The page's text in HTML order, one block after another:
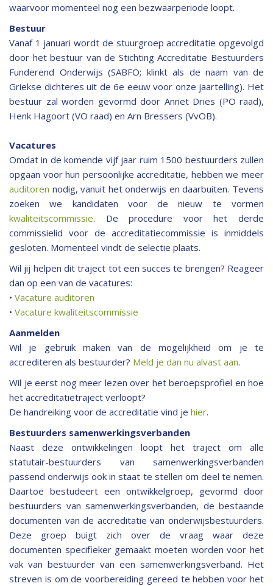
waarvoor momenteel nog een bezwaarperiode loopt.
Bestuur
Vanaf 1 januari wordt de stuurgroep accreditatie opgevolgd
door het bestuur van de Stichting Accreditatie Bestuurders
Funderend Onderwijs (SABFO; klinkt als de naam van de
Griekse dichteres uit de 6e eeuw voor onze jaartelling). Het
bestuur zal worden gevormd door Annet Dries (PO raad),
Henk Hagoort (VO raad) en Arn Bressers (VvOB).
Vacatures
Omdat in de komende vijf jaar ruim 1500 bestuurders zullen
opgaan voor hun persoonlijke accreditatie, hebben we meer
auditoren nodig, vanuit het onderwijs en daarbuiten. Tevens
zoeken we kandidaten voor de nieuw te vormen
kwaliteitscommissie. De procedure voor het derde
commissielid voor de accreditatiecommissie is inmiddels
gesloten. Momenteel vindt de selectie plaats.
Wil jij helpen dit traject tot een succes te brengen? Reageer
dan op een van de vacatures:
• Vacature auditoren
• Vacature kwaliteitscommissie
Aanmelden
Wil je gebruik maken van de mogelijkheid om je te
accrediteren als bestuurder? Meld je dan nu alvast aan.
Wil je eerst nog meer lezen over het beroepsprofiel en hoe
het accreditatietraject verloopt?
De handreiking voor de accreditatie vind je hier.
Bestuurders samenwerkingsverbanden
Naast deze ontwikkelingen loopt het traject om alle
statutair-bestuurders van samenwerkingsverbanden
passend onderwijs ook in staat te stellen om deel te nemen.
Daartoe bestudeert een ontwikkelgroep, gevormd door
bestuurders van samenwerkingsverbanden, de bestaande
documenten van de accreditatie van onderwijsbestuurders.
Deze groep buigt zich over de vraag waar deze
documenten specifieker gemaakt moeten worden voor het
vak van bestuurder van een samenwerkingsverband. Het
streven is om de voorbereiding gereed te hebben voor het